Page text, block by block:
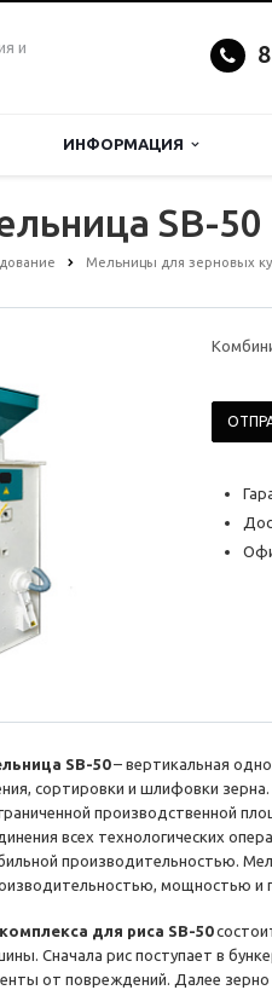
и
ИНФОРМАЦИЯ
SB-50
Мельницы для зерновых
SB-50– вертикальная
сортировки и шлифовки
производственной
всех технологических
производительностью.
мощностью и
для риса SB-50
Сначала рис поступает в
от повреждений. Далее